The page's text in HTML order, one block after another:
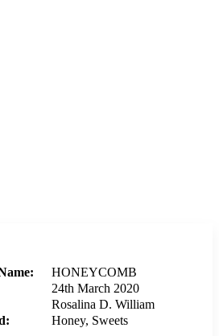
HONEYCOMB
24th March 2020
Rosalina D. William
Honey, Sweets